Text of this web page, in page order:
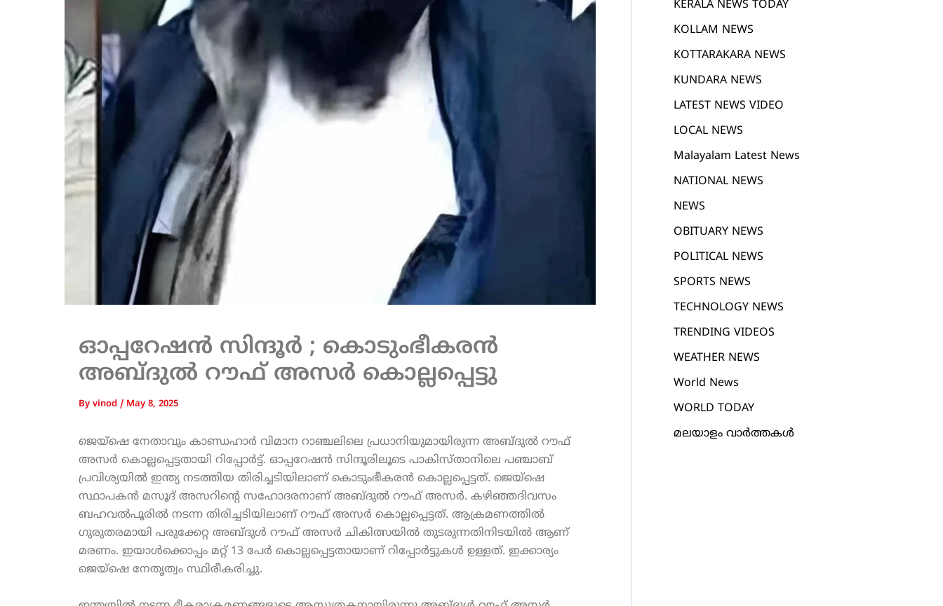
ഓപ്പറേഷൻ സിന്ദൂർ ; കൊടുംഭീകരൻ
അബ്ദുൽ റൗഫ് അസർ കൊല്ലപ്പെട്ടു
By vinod / May 8, 2025
ജെയ്ഷെ നേതാവും കാണ്ഡഹാർ വിമാന റാഞ്ചലിലെ പ്രധാനിയുമായിരുന്ന അബ്ദുൽ റൗഫ്
അസർ കൊല്ലപ്പെട്ടതായി റിപ്പോർട്ട്. ഓപ്പറേഷൻ സിന്ദൂരിലൂടെ പാകിസ്താനിലെ പഞ്ചാബ്
പ്രവിശ്യയിൽ ഇന്ത്യ നടത്തിയ തിരിച്ചടിയിലാണ് കൊടുംഭീകരൻ കൊല്ലപ്പെട്ടത്. ജെയ്ഷെ
സ്ഥാപകൻ മസൂദ് അസറിന്റെ സഹോദരനാണ് അബ്ദുൽ റൗഫ് അസർ. കഴിഞ്ഞദിവസം
ബഹവൽപൂരിൽ നടന്ന തിരിച്ചടിയിലാണ് റൗഫ് അസർ കൊല്ലപ്പെട്ടത്. ആക്രമണത്തിൽ
ഗുരുതരമായി പരുക്കേറ്റ അബ്ദുൾ റൗഫ് അസർ ചികിത്സയിൽ തുടരുന്നതിനിടയിൽ ആണ്
മരണം. ഇയാൾക്കൊപ്പം മറ്റ് 13 പേർ കൊല്ലപ്പെട്ടതായാണ് റിപ്പോർട്ടുകൾ ഉള്ളത്. ഇക്കാര്യം
ജെയ്ഷെ നേതൃത്വം സ്ഥിരീകരിച്ചു.
KERALA NEWS TODAY
KOLLAM NEWS
KOTTARAKARA NEWS
KUNDARA NEWS
LATEST NEWS VIDEO
LOCAL NEWS
Malayalam Latest News
NATIONAL NEWS
NEWS
OBITUARY NEWS
POLITICAL NEWS
SPORTS NEWS
TECHNOLOGY NEWS
TRENDING VIDEOS
WEATHER NEWS
World News
WORLD TODAY
മലയാളം വാർത്തകൾ